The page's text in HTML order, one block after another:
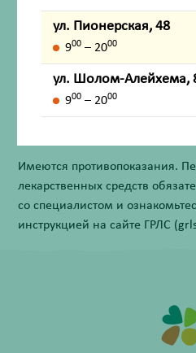
Противопоказания
Форма выпуска
Внешний вид товара,
Имеются противопоказания.
лекарственных средств
со специалистом и
инструкцией на сайте ГРЛС
ул. Пионерская, 48
900 – 2000
ул. Шолом-Алейхема,
900 – 2000